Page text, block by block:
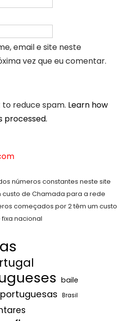
email e site neste
vez que eu comentar.
to reduce spam. Learn how
processed.
números constantes neste site
de Chamada para a rede
começados por 2 têm um custo
nacional
baile
Brasil